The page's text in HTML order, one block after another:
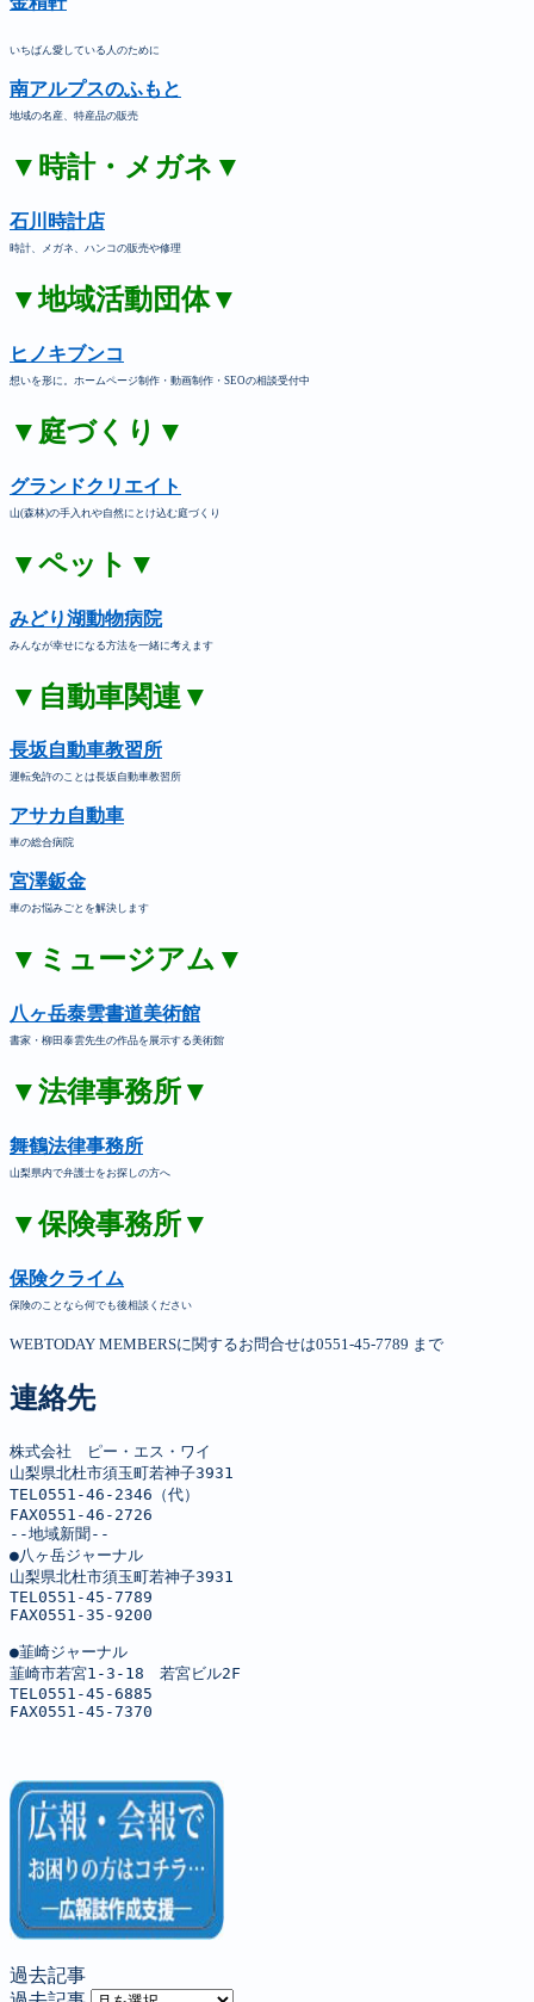
いちばん愛している人のために
南アルプスのふもと
地域の名産、特産品の販売
▼時計・メガネ▼
石川時計店
時計、メガネ、ハンコの販売や修理
▼地域活動団体▼
ヒノキブンコ
想いを形に。ホームページ制作・動画制作・SEOの相談受付中
▼庭づくり▼
グランドクリエイト
山(森林)の手入れや自然にとけ込む庭づくり
▼ペット▼
みどり湖動物病院
みんなが幸せになる方法を一緒に考えます
▼自動車関連▼
長坂自動車教習所
運転免許のことは長坂自動車教習所
アサカ自動車
車の総合病院
宮澤鈑金
車のお悩みごとを解決します
▼ミュージアム▼
八ヶ岳泰雲書道美術館
書家・柳田泰雲先生の作品を展示する美術館
▼法律事務所▼
舞鶴法律事務所
山梨県内で弁護士をお探しの方へ
▼保険事務所▼
保険クライム
保険のことなら何でも後相談ください
WEBTODAY MEMBERSに関するお問合せは0551-45-7789 まで
連絡先
株式会社　ピー・エス・ワイ
山梨県北杜市須玉町若神子3931
TEL0551-46-2346（代）
FAX0551-46-2726
--地域新聞--
●八ヶ岳ジャーナル
山梨県北杜市須玉町若神子3931
TEL0551-45-7789
FAX0551-35-9200
●韮崎ジャーナル
韮崎市若宮1-3-18　若宮ビル2F
TEL0551-45-6885
FAX0551-45-7370
過去記事